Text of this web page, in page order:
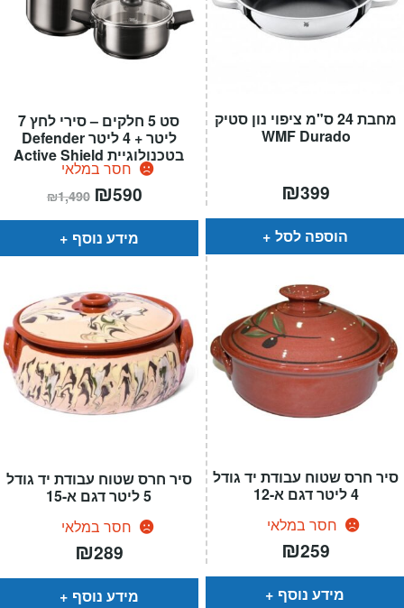
סט 5 חלקים – סירי לחץ 7
ליטר + 4 ליטר Defender
בטכנולוגיית Active Shield
חסר במלאי
₪1,490 המחיר
המקורי
היה:
₪590
הוא:
מידע נוסף
מחבת 24 ס"מ ציפוי נון סטיק
WMF Durado
₪399
הוספה לסל
סיר חרס שטוח עבודת יד גודל
5 ליטר דגם א-15
חסר במלאי
₪289
מידע נוסף
סיר חרס שטוח עבודת יד גודל
4 ליטר דגם א-12
חסר במלאי
₪259
מידע נוסף